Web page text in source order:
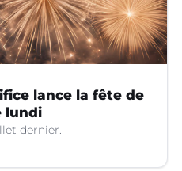
lance la fête de
lundi
dernier.